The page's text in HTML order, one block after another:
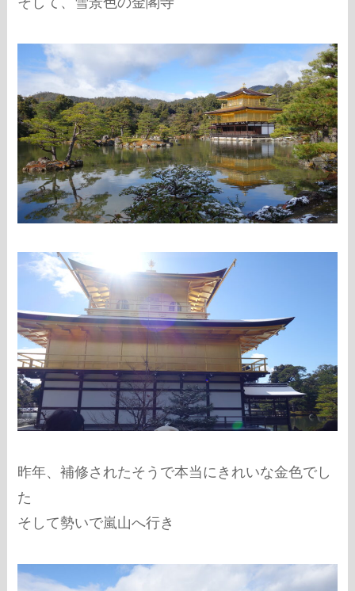
昨年、補修されたそうで本当にきれいな金色でし
た
そして勢いで嵐山へ行き